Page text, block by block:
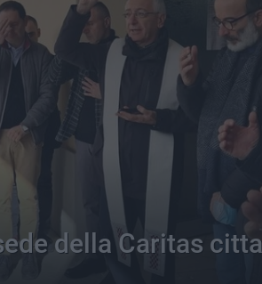
della Caritas